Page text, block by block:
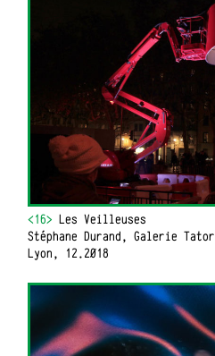
<16>Les Veilleuses
Stéphane Durand, Galerie Tator
Lyon, 12.2018